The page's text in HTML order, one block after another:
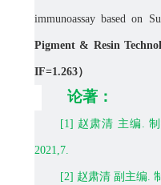
immunoassay based on
Pigment & Resin
IF=1.263）
论著：
[1] 赵肃清 主编 .
2021,7.
[2] 赵肃清 副主编.